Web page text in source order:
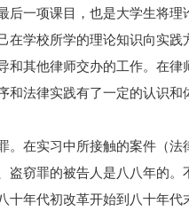
后一项课目，也是大学生将
在学校所学的理论知识向实
和其他律师交办的工作。在
和法律实践有了一定的认识和
。在实习中所接触的案件（
盗窃罪的被告人是八八年的
十年代初改革开始到八十年